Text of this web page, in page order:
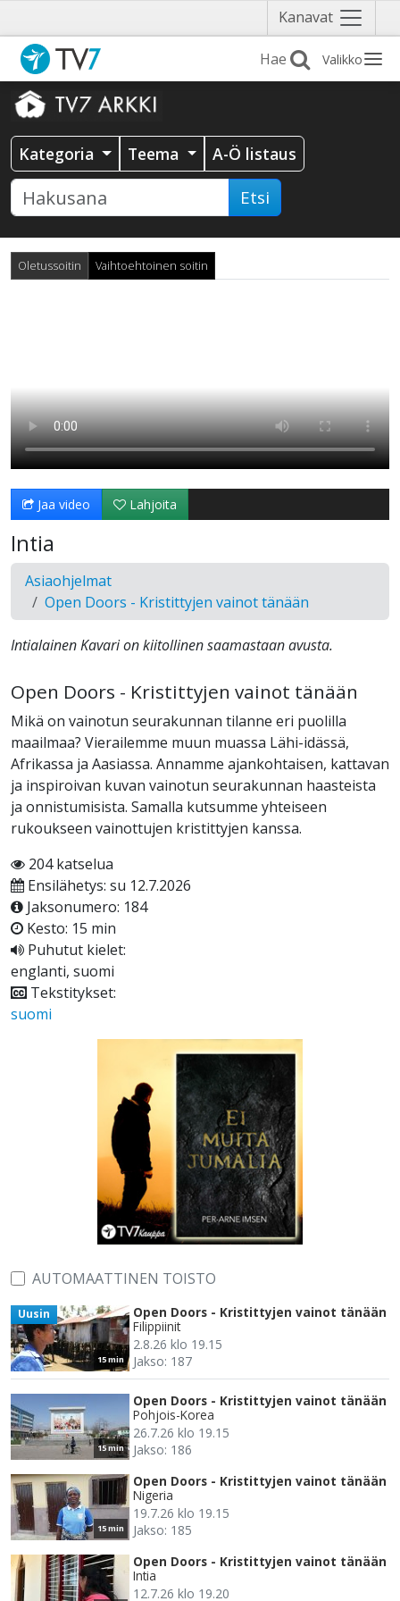
Kanavat Näytä
valikko
Valikko
Kategoria Teema A-Ö listaus
Etsi
Oletussoitin Vaihtoehtoinen soitin
Jaa video Lahjoita
Intia
Asiaohjelmat
Open Doors - Kristittyjen vainot tänään
Intialainen Kavari on kiitollinen saamastaan avusta.
Open Doors - Kristittyjen vainot tänään
Mikä on vainotun seurakunnan tilanne eri puolilla
maailmaa? Vierailemme muun muassa Lähi-idässä,
Afrikassa ja Aasiassa. Annamme ajankohtaisen, kattavan
ja inspiroivan kuvan vainotun seurakunnan haasteista
ja onnistumisista. Samalla kutsumme yhteiseen
rukoukseen vainottujen kristittyjen kanssa.
204 katselua
Ensilähetys: su 12.7.2026
Jaksonumero: 184
Kesto: 15 min
Puhutut kielet:
englanti, suomi
Tekstitykset:
suomi
AUTOMAATTINEN TOISTO
15 min
Uusin
Open Doors - Kristittyjen vainot tänään
Filippiinit
2.8.26 klo 19.15
Jakso: 187
15 min
Open Doors - Kristittyjen vainot tänään
Pohjois-Korea
26.7.26 klo 19.15
Jakso: 186
15 min
Open Doors - Kristittyjen vainot tänään
Nigeria
19.7.26 klo 19.15
Jakso: 185
Open Doors - Kristittyjen vainot tänään
Intia
12.7.26 klo 19.20